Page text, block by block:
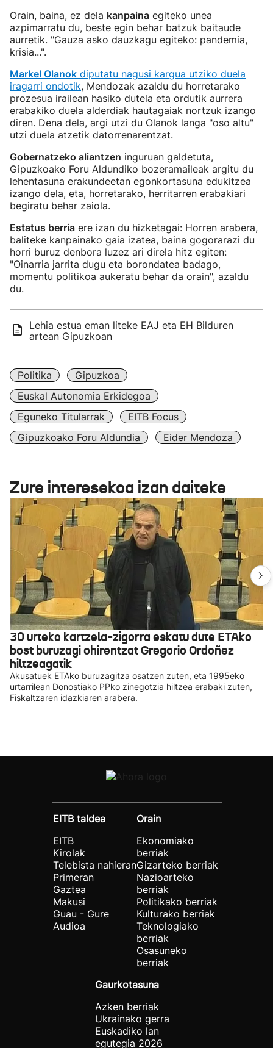
Orain, baina, ez dela kanpaina egiteko unea
azpimarratu du, beste egin behar batzuk baitaude
aurretik. "Gauza asko dauzkagu egiteko: pandemia,
krisia...".
Markel Olanok diputatu nagusi kargua utziko duela
iragarri ondotik, Mendozak azaldu du horretarako
prozesua irailean hasiko dutela eta ordutik aurrera
erabakiko duela alderdiak hautagaiak nortzuk izango
diren. Dena dela, argi utzi du Olanok langa "oso altu"
utzi duela atzetik datorrenarentzat.
Gobernatzeko aliantzen inguruan galdetuta,
Gipuzkoako Foru Aldundiko bozeramaileak argitu du
lehentasuna erakundeetan egonkortasuna edukitzea
izango dela, eta, horretarako, herritarren erabakiari
begiratu behar zaiola.
Estatus berria ere izan du hizketagai: Horren arabera,
baliteke kanpainako gaia izatea, baina gogorarazi du
horri buruz denbora luzez ari direla hitz egiten:
"Oinarria jarrita dugu eta borondatea badago,
momentu politikoa aukeratu behar da orain", azaldu
du.
Lehia estua eman liteke EAJ eta EH Bilduren
artean Gipuzkoan
Politika
Gipuzkoa
Euskal Autonomia Erkidegoa
Eguneko Titularrak
EITB Focus
Gipuzkoako Foru Aldundia
Eider Mendoza
Zure interesekoa izan daiteke
30 urteko kartzela-zigorra eskatu dute ETAko
bost buruzagi ohirentzat Gregorio Ordoñez
hiltzeagatik
Akusatuek ETAko buruzagitza osatzen zuten, eta 1995eko
urtarrilean Donostiako PPko zinegotzia hiltzea erabaki zuten,
Fiskaltzaren idazkiaren arabera.
EITB taldea
EITB
Kirolak
Telebista nahieran
Primeran
Gaztea
Makusi
Guau - Gure
Audioa
Orain
Ekonomiako
berriak
Gizarteko berriak
Nazioarteko
berriak
Politikako berriak
Kulturako berriak
Teknologiako
berriak
Osasuneko
berriak
Gaurkotasuna
Azken berriak
Ukrainako gerra
Euskadiko lan
egutegia 2026